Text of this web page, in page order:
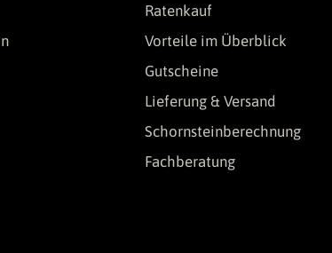
Ratenkauf
Vorteile im Überblick
Gutscheine
Lieferung & Versand
Schornsteinberechnung
Fachberatung